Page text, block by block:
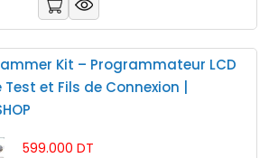
Kit – Programmateur LCD
et Fils de Connexion |
599.000 DT